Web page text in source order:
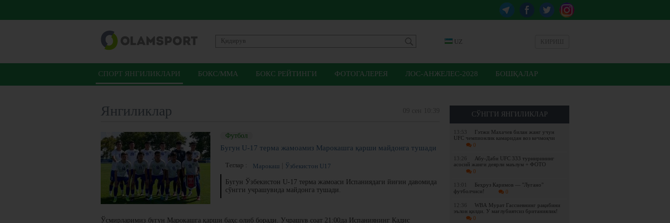
UZ
СПОРТ ЯНГИЛИКЛАРИ БОКС/ММА БОКС РЕЙТИНГИ ФОТОГАЛЕРЕЯ ЛОС-АНЖЕЛЕС-2028 БОШҚАЛАР
СЎНГГИ ЯНГИЛИКЛАР
13:53
Гэтжи Махачев билан жанг учун
UFC чемпионлик камаридан воз кечмоқчи
0
13:26
Абу-Даби UFC 333 турнирининг
асосий жанги деярли маълум + ФОТО
0
13:01
Беҳруз Каримов — "Лугано"
футболчиси!
0
12:36
WBА Мурат Гассиевнинг рақибини
эълон қилди. У мағлубиятсиз британиялик!
0
Янгиликлар
Футбол
Бугун U-17 терма жамоамиз Марокашга қарши майдонга тушади
Теглар : Марокаш Ўзбекистон U17
Бугун Ўзбекистон U-17 терма жамоаси Испаниядаги йиғин давомида
сўнгги учрашувида майдонга тушади.
Ўсмирларимиз бугун Марокашга қарши баҳс олиб боради. Учрашув соат 21:00да Испаниянинг Кадис